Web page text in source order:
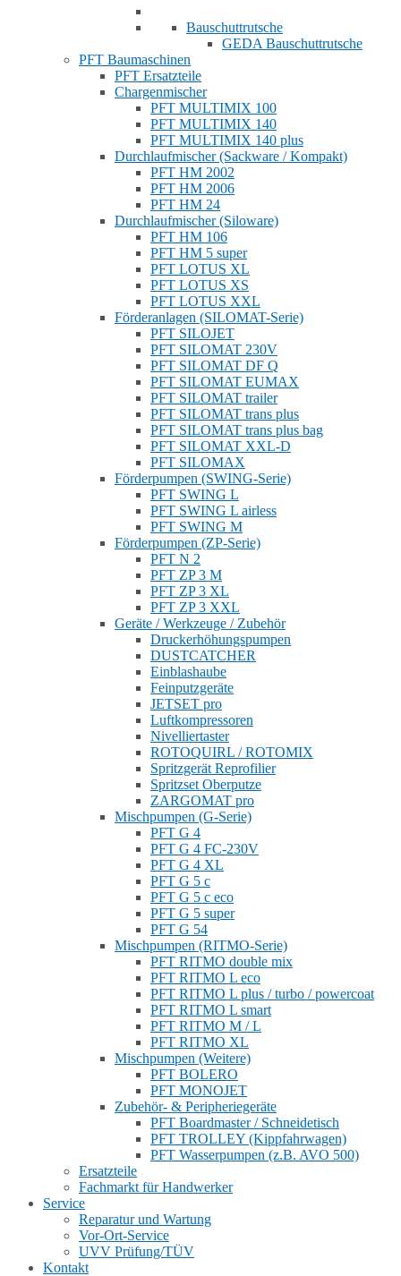
Bauschuttrutsche
GEDA Bauschuttrutsche
PFT Baumaschinen
PFT Ersatzteile
Chargenmischer
PFT MULTIMIX 100
PFT MULTIMIX 140
PFT MULTIMIX 140 plus
Durchlaufmischer (Sackware / Kompakt)
PFT HM 2002
PFT HM 2006
PFT HM 24
Durchlaufmischer (Siloware)
PFT HM 106
PFT HM 5 super
PFT LOTUS XL
PFT LOTUS XS
PFT LOTUS XXL
Förderanlagen (SILOMAT-Serie)
PFT SILOJET
PFT SILOMAT 230V
PFT SILOMAT DF Q
PFT SILOMAT EUMAX
PFT SILOMAT trailer
PFT SILOMAT trans plus
PFT SILOMAT trans plus bag
PFT SILOMAT XXL-D
PFT SILOMAX
Förderpumpen (SWING-Serie)
PFT SWING L
PFT SWING L airless
PFT SWING M
Förderpumpen (ZP-Serie)
PFT N 2
PFT ZP 3 M
PFT ZP 3 XL
PFT ZP 3 XXL
Geräte / Werkzeuge / Zubehör
Druckerhöhungspumpen
DUSTCATCHER
Einblashaube
Feinputzgeräte
JETSET pro
Luftkompressoren
Nivelliertaster
ROTOQUIRL / ROTOMIX
Spritzgerät Reprofilier
Spritzset Oberputze
ZARGOMAT pro
Mischpumpen (G-Serie)
PFT G 4
PFT G 4 FC-230V
PFT G 4 XL
PFT G 5 c
PFT G 5 c eco
PFT G 5 super
PFT G 54
Mischpumpen (RITMO-Serie)
PFT RITMO double mix
PFT RITMO L eco
PFT RITMO L plus / turbo / powercoat
PFT RITMO L smart
PFT RITMO M / L
PFT RITMO XL
Mischpumpen (Weitere)
PFT BOLERO
PFT MONOJET
Zubehör- & Peripheriegeräte
PFT Boardmaster / Schneidetisch
PFT TROLLEY (Kippfahrwagen)
PFT Wasserpumpen (z.B. AVO 500)
Ersatzteile
Fachmarkt für Handwerker
Service
Reparatur und Wartung
Vor-Ort-Service
UVV Prüfung/TÜV
Kontakt